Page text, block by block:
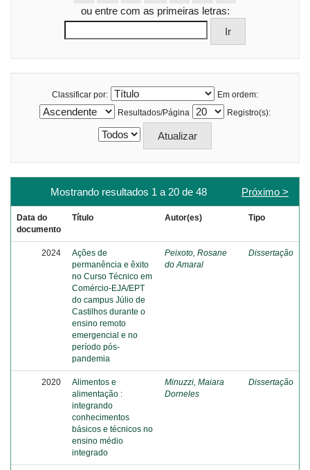
ou entre com as primeiras letras:
Classificar por:
Em ordem:
Resultados/Página
Registro(s):
Mostrando resultados 1 a 20 de 48 Próximo >
Data do
documento
Título Autor(es) Tipo
2024
Ações de
permanência e êxito
no Curso Técnico em
Comércio-EJA/EPT
do campus Júlio de
Castilhos durante o
ensino remoto
emergencial e no
período pós-
pandemia
Peixoto, Rosane
do Amaral
Dissertação
2020
Alimentos e
alimentação :
integrando
conhecimentos
básicos e técnicos no
ensino médio
integrado
Minuzzi, Maiara
Dorneles
Dissertação